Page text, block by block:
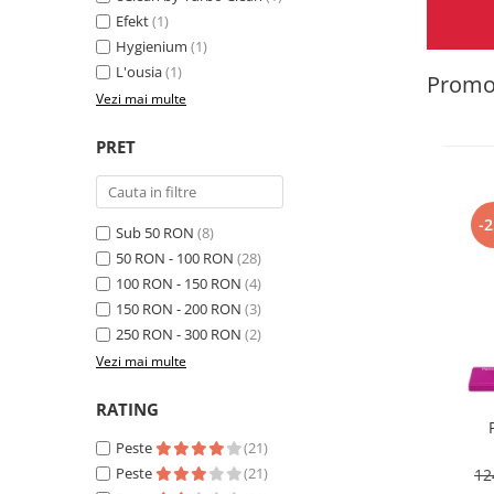
Insecticide
Dezinfectante
Absorbanti de Umiditate & Rezerve
Manusi Protectie
Solutii curatare mobila
Vopsea Par
Ingrijire corp
Ingrijire maini
Ingrijire picioare
Ingrijire Urechi
Îngrijire Ten
Curatare Intretinere Incaltaminte
Farmaceutice
Gel de Dus
Fond de ten
Efekt(1)
Hygienium (1)
L'ousia(1)
Vezi mai multe
PRET
Sub 50 RON (8)
50 RON - 100 RON (28)
100 RON - 150 RON (4)
150 RON - 200 RON (3)
250 RON - 300 RON (2)
Vezi mai multe
RATING
Peste
(21)
Peste
(21)
-